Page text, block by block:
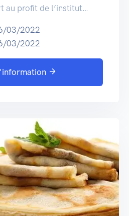
au profit de l’institut…
03/2022
03/2022